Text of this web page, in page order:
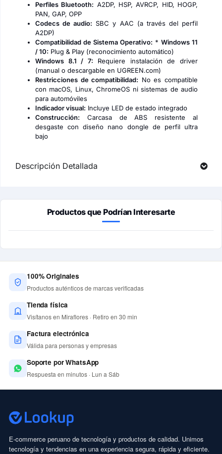
Perfiles Bluetooth: A2DP, HSP, AVRCP, HID, HOGP,
PAN, GAP, OPP
Codecs de audio: SBC y AAC (a través del perfil
A2DP)
Compatibilidad de Sistema Operativo: * Windows 11
/ 10: Plug & Play (reconocimiento automático)
Windows 8.1 / 7: Requiere instalación de driver
(manual o descargable en UGREEN.com)
Restricciones de compatibilidad: No es compatible
con macOS, Linux, ChromeOS ni sistemas de audio
para automóviles
Indicador visual: Incluye LED de estado integrado
Construcción: Carcasa de ABS resistente al
desgaste con diseño nano dongle de perfil ultra
bajo
Descripción Detallada
Productos que Podrían Interesarte
100% Originales
Productos auténticos de marcas verificadas
Tienda física
Visítanos en Miraflores · Retiro en 30 min
Factura electrónica
Válida para personas y empresas
Soporte por WhatsApp
Respuesta en minutos · Lun a Sáb
E-commerce peruano de tecnología y productos de calidad. Unimos
tecnología y tendencias en una experiencia segura, rápida y eficiente.